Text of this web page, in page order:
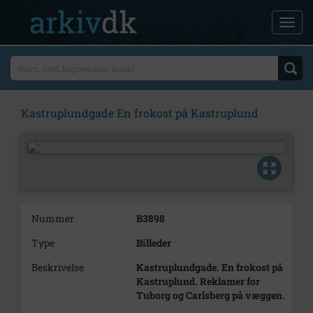
Kastruplundgade En frokost på Kastruplund
Nummer
B3898
Type
Billeder
Beskrivelse
Kastruplundgade. En frokost på
Kastruplund. Reklamer for
Tuborg og Carlsberg på væggen.